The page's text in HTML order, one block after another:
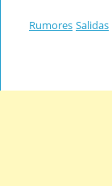
Rumores Salidas